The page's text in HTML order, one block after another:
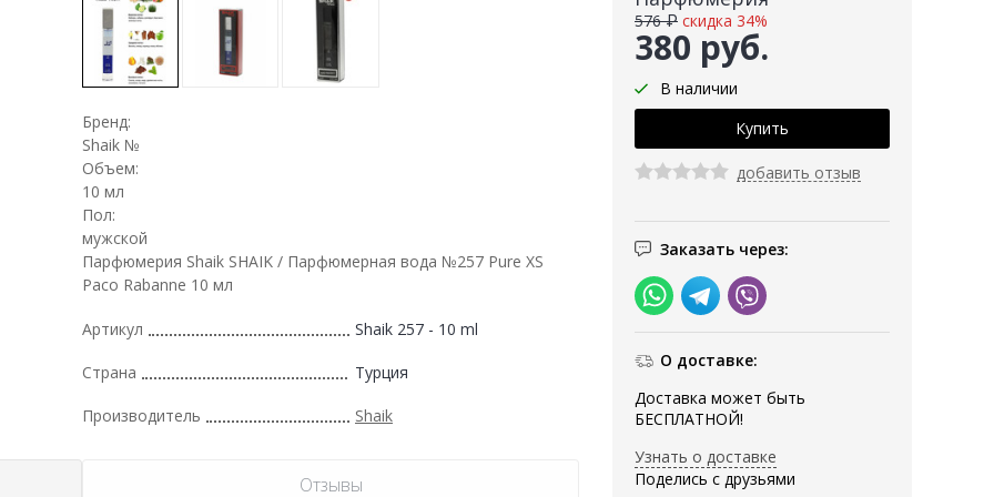
380 руб.
576 ₽ скидка 34%
В наличии
добавить отзыв
Заказать через:
О доставке:
Доставка может быть
БЕСПЛАТНОЙ!
Узнать о доставке
Поделись с друзьями
Бренд:
Shaik №
Объем:
10 мл
Пол:
мужской
Парфюмерия Shaik SHAIK / Парфюмерная вода №257 Pure XS
Paco Rabanne 10 мл
Артикул Shaik 257 - 10 ml
Страна Турция
Производитель Shaik
Отзывы